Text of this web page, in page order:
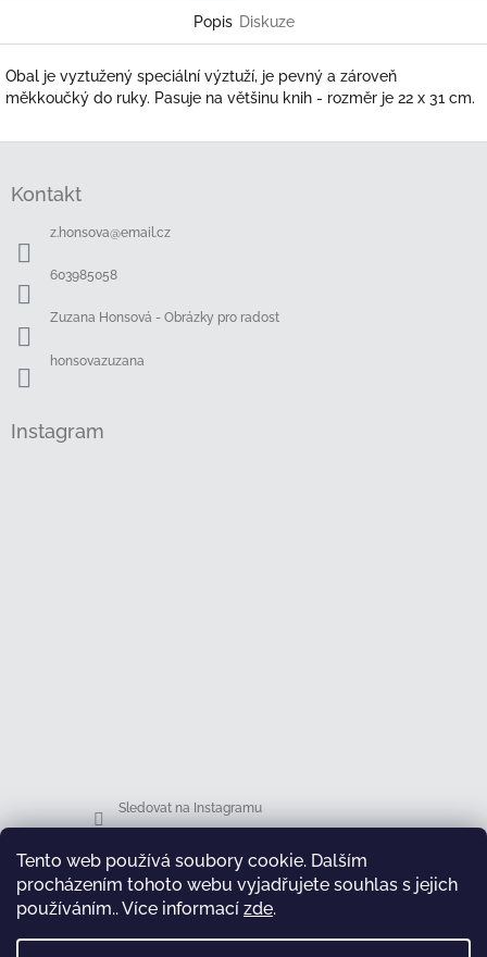
Tento web používá soubory cookie. Dalším
procházením tohoto webu vyjadřujete souhlas s jejich
používáním.. Více informací zde.
Popis Diskuze
Obal je vyztužený speciální výztuží, je pevný a zároveň
měkkoučký do ruky. Pasuje na většinu knih - rozměr je 22 x 31 cm.
Kontakt
z.honsova@email.cz
603985058
Zuzana Honsová - Obrázky pro radost
honsovazuzana
Instagram
Sledovat na Instagramu
Facebook